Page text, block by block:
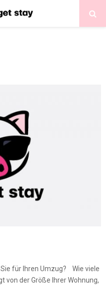
für Ihren Umzug? Wie viele
von der Größe Ihrer Wohnung,